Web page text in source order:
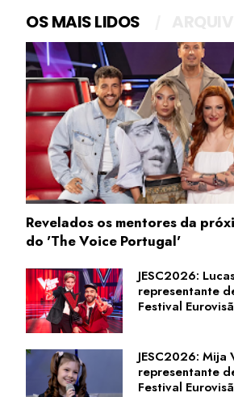
OS MAIS LIDOS
Revelados os mentores da
do 'The Voice Portugal'
JESC2026:
representante
Festival
JESC2026: Mija
representante
Festival